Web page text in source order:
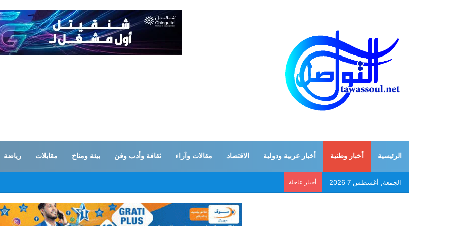
الرئيسية أخبار وطنية أخبار عربية ودولية الاقتصاد مقالات وآراء ثقافة وأدب وفن بيئة ومناخ مقابلات رياضة
الجمعة, أغسطس 7 2026 أخبار عاجلة